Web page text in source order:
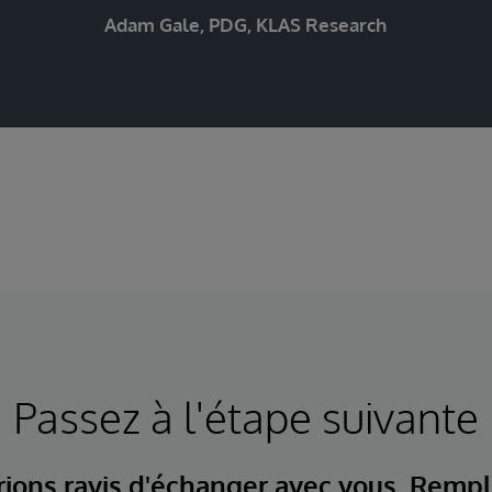
Adam Gale, PDG, KLAS Research
Passez à l'étape suivante
ravis d'échanger avec vous.